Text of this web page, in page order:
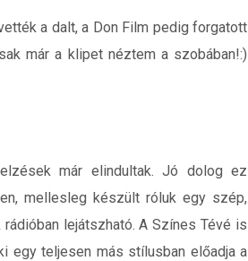
a dalt, a Don Film pedig forgatott
már a klipet néztem a szobában!:)
már elindultak. Jó dolog ez
mellesleg készült róluk egy szép,
lejátszható. A Színes Tévé is
egy teljesen más stílusban előadja a